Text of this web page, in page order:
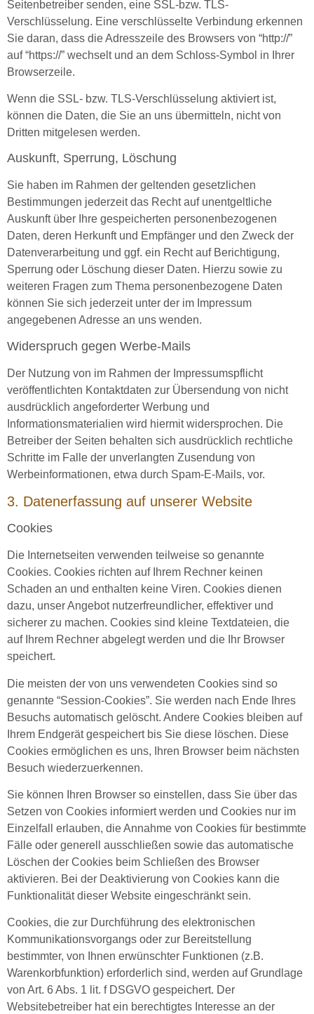
Seitenbetreiber senden, eine SSL-bzw. TLS-
Verschlüsselung. Eine verschlüsselte Verbindung erkennen
Sie daran, dass die Adresszeile des Browsers von “http://”
auf “https://” wechselt und an dem Schloss-Symbol in Ihrer
Browserzeile.
Wenn die SSL- bzw. TLS-Verschlüsselung aktiviert ist,
können die Daten, die Sie an uns übermitteln, nicht von
Dritten mitgelesen werden.
Auskunft, Sperrung, Löschung
Sie haben im Rahmen der geltenden gesetzlichen
Bestimmungen jederzeit das Recht auf unentgeltliche
Auskunft über Ihre gespeicherten personenbezogenen
Daten, deren Herkunft und Empfänger und den Zweck der
Datenverarbeitung und ggf. ein Recht auf Berichtigung,
Sperrung oder Löschung dieser Daten. Hierzu sowie zu
weiteren Fragen zum Thema personenbezogene Daten
können Sie sich jederzeit unter der im Impressum
angegebenen Adresse an uns wenden.
Widerspruch gegen Werbe-Mails
Der Nutzung von im Rahmen der Impressumspflicht
veröffentlichten Kontaktdaten zur Übersendung von nicht
ausdrücklich angeforderter Werbung und
Informationsmaterialien wird hiermit widersprochen. Die
Betreiber der Seiten behalten sich ausdrücklich rechtliche
Schritte im Falle der unverlangten Zusendung von
Werbeinformationen, etwa durch Spam-E-Mails, vor.
3. Datenerfassung auf unserer Website
Cookies
Die Internetseiten verwenden teilweise so genannte
Cookies. Cookies richten auf Ihrem Rechner keinen
Schaden an und enthalten keine Viren. Cookies dienen
dazu, unser Angebot nutzerfreundlicher, effektiver und
sicherer zu machen. Cookies sind kleine Textdateien, die
auf Ihrem Rechner abgelegt werden und die Ihr Browser
speichert.
Die meisten der von uns verwendeten Cookies sind so
genannte “Session-Cookies”. Sie werden nach Ende Ihres
Besuchs automatisch gelöscht. Andere Cookies bleiben auf
Ihrem Endgerät gespeichert bis Sie diese löschen. Diese
Cookies ermöglichen es uns, Ihren Browser beim nächsten
Besuch wiederzuerkennen.
Sie können Ihren Browser so einstellen, dass Sie über das
Setzen von Cookies informiert werden und Cookies nur im
Einzelfall erlauben, die Annahme von Cookies für bestimmte
Fälle oder generell ausschließen sowie das automatische
Löschen der Cookies beim Schließen des Browser
aktivieren. Bei der Deaktivierung von Cookies kann die
Funktionalität dieser Website eingeschränkt sein.
Cookies, die zur Durchführung des elektronischen
Kommunikationsvorgangs oder zur Bereitstellung
bestimmter, von Ihnen erwünschter Funktionen (z.B.
Warenkorbfunktion) erforderlich sind, werden auf Grundlage
von Art. 6 Abs. 1 lit. f DSGVO gespeichert. Der
Websitebetreiber hat ein berechtigtes Interesse an der